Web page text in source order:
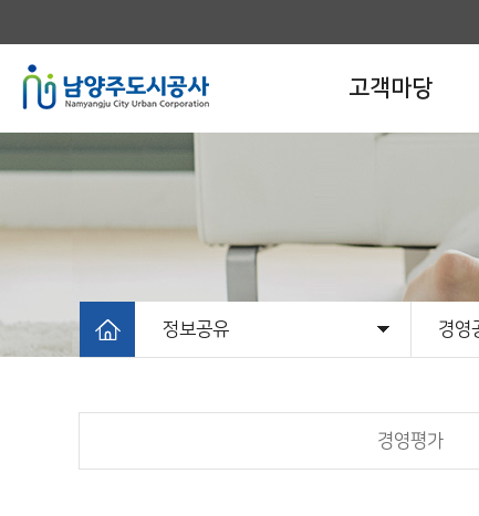
고객마당
정보공유 경영
경영평가